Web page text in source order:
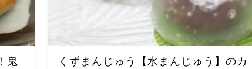
鬼
くずまんじゅう【水まんじゅう】のカ